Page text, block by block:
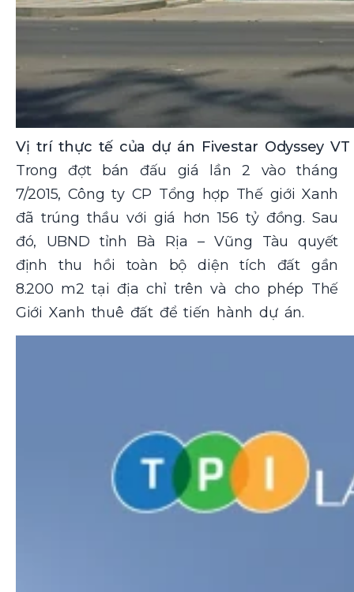
Vị trí thực tế của dự án Fivestar Odyssey VT
Trong đợt bán đấu giá lần 2 vào tháng
7/2015, Công ty CP Tổng hợp Thế giới Xanh
đã trúng thầu với giá hơn 156 tỷ đồng. Sau
đó, UBND tỉnh Bà Rịa – Vũng Tàu quyết
định thu hồi toàn bộ diện tích đất gần
8.200 m2 tại địa chỉ trên và cho phép Thế
Giới Xanh thuê đất để tiến hành dự án.